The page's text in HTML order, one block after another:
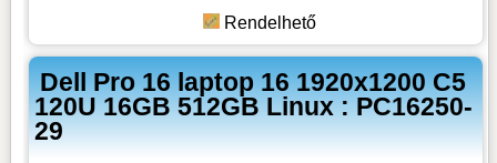
Rendelhető
Dell Pro 16 laptop 16 1920x1200 C5
120U 16GB 512GB Linux : PC16250-
29